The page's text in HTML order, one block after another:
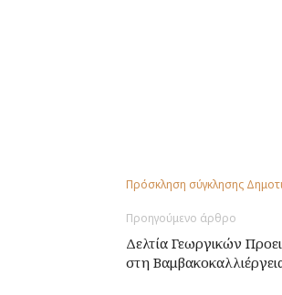
Πρόσκληση σύγκλησης
Προηγούμενο άρθρο
Δελτία Γεωργικών
στη